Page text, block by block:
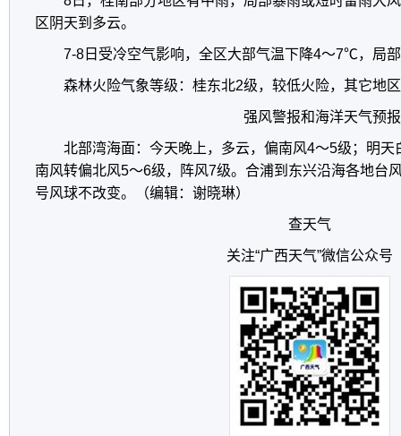
区阴天到多云。
7-8日受冷空气影响，全区大部气温下降4～7℃，局
森林火险气象等级：桂东北2级，较低火险，其它地
强风警报和海洋天气预报
北部湾海面：今天晚上，多云，偏南风4～5级；明
南风转偏北风5～6级，阵风7级。合浦到东兴沿海各地台
号风球不改变。（编辑：谢晓琳）
查天气
关注“广西天气”微信公众号